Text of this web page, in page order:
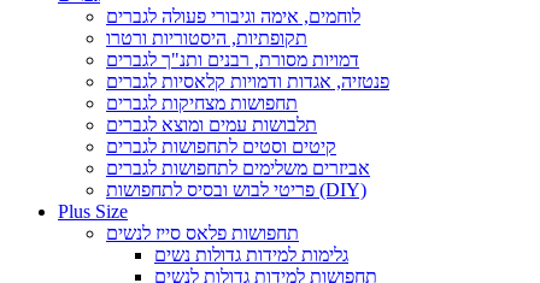
לוחמים, אימה וגיבורי פעולה לגברים
תקופתיות, היסטוריות ורטרו
דמויות מסורת, רבנים ותנ"ך לגברים
פנטזיה, אגדות ודמויות קלאסיות לגברים
תחפושות מצחיקות לגברים
תלבושות עמים ומוצא לגברים
קיטים וסטים לתחפושות לגברים
אביזרים משלימים לתחפושות לגברים
פריטי לבוש ובסיס לתחפושות (DIY)
Plus Size
תחפושות פלאס סייז לנשים
גלימות למידות גדולות נשים
תחפושות למידות גדולות לנשים